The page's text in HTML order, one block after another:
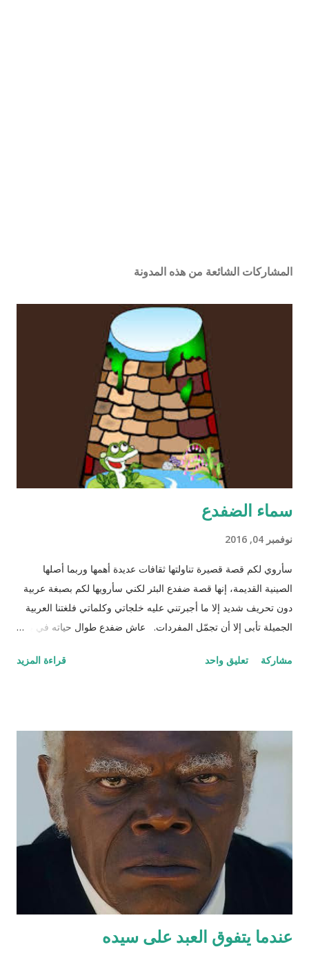
المشاركات الشائعة من هذه المدونة
سماء الضفدع
نوفمبر 04, 2016
سأروي لكم قصة قصيرة تناولتها ثقافات عديدة أهمها وربما أصلها
الصينية القديمة، إنها قصة ضفدع البئر لكني سأرويها لكم بصبغة عربية
دون تحريف شديد إلا ما أجبرتني عليه خلجاتي وكلماتي فلغتنا العربية
الجميلة تأبى إلا أن تجمّل المفردات. عاش ضفدع طوال حياته في بئر
وجمال السحاب وهو يمر مشكلاً لوحات بيضاء سريعة وبطيئة مثل
الضفدع. قالت السلحفاة : "كيف أنت اليوم أيها الضفدع؟" رد عليها وقد
نفخ أوداجه واخضر خضاره وقال: "أنا كما ترين أسبح في هذا الماء
الراكد الساكن الهادئ أمتع ناظري في الموج الذي أفتعله على مزاجي
وقدر حجمي وعندي من البيوت بعدد الحفر المنتشرة في جوانب البئر،
أختبئ فيها من المطر وكلما ارتفع منسوب الماء اعتليت بيتا (حفرة)
أعلى. طعامي كما تعلمين حشرات تائهة جذبها الماء الداكن ورائحته
المعتقة، تعالي واستمتعي معي لأخبرك عن تجارب...
مشاركة تعليق واحد قراءة المزيد
عندما يتفوق العبد على سيده